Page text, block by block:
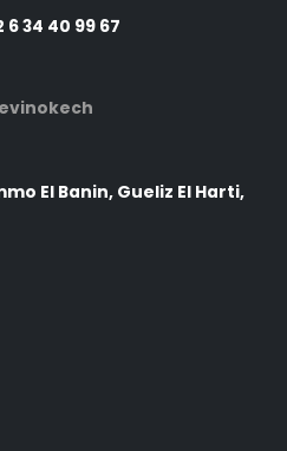
6 34 40 99 67
El Banin, Gueliz El Harti,